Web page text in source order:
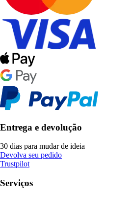
Entrega e devolução
30 dias para mudar de ideia
Devolva seu pedido
Trustpilot
Serviços